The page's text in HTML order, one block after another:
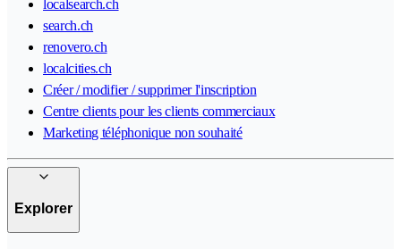
localsearch.ch
search.ch
renovero.ch
localcities.ch
Créer / modifier / supprimer l'inscription
Centre clients pour les clients commerciaux
Marketing téléphonique non souhaité
Explorer